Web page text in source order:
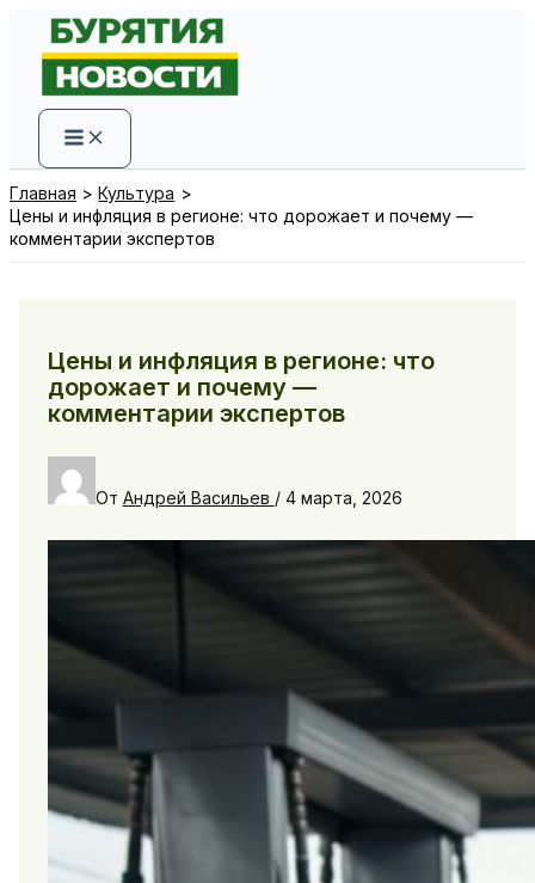
Перейти
содержимому
Главная
Культура
Цены и инфляция в регионе: что дорожает и почему —
комментарии экспертов
Цены и инфляция в регионе: что
дорожает и почему —
комментарии экспертов
От Андрей Васильев / 4 марта, 2026